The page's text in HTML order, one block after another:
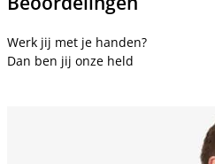
Werk jij met je handen?
Dan ben jij onze held